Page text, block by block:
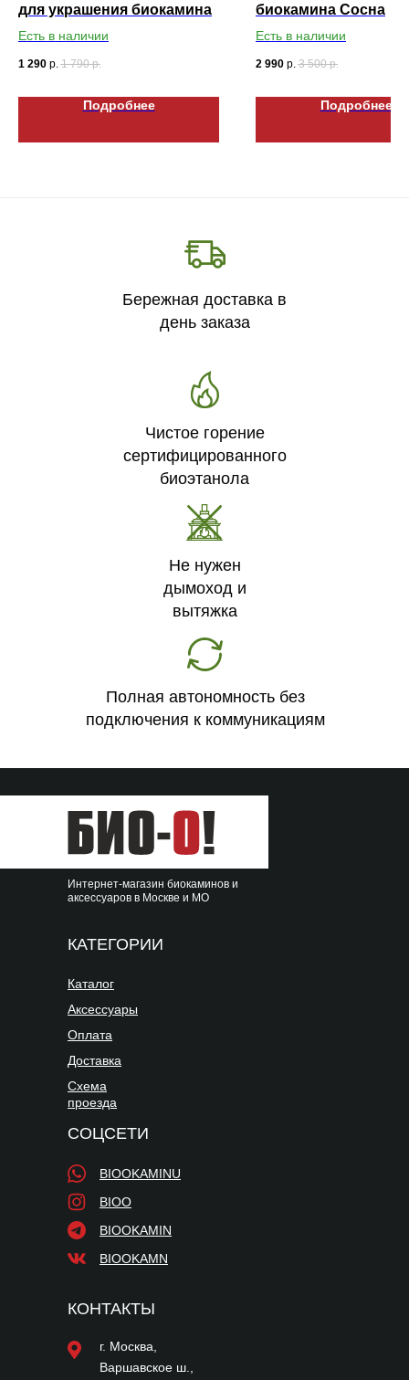
для украшения биокамина
Есть в наличии
1 290 р. 1 790 р.
Подробнее
биокамина Сосна
Есть в наличии
2 990 р. 3 500 р.
Подробнее
Бережная доставка в
день заказа
Чистое горение
сертифицированного
биоэтанола
Не нужен
дымоход и
вытяжка
Полная автономность без
подключения к коммуникациям
КОНТАКТЫ
г. Москва,
Варшавское ш.,
КАТЕГОРИИ
Аксессуары
Каталог
Оплата
Доставка
Схема
проезда
СОЦСЕТИ
BIOO
BIOOKAMINU
Интернет-магазин биокаминов и
аксессуаров в Москве и МО
BIOOKAMIN
BIOOKAMN